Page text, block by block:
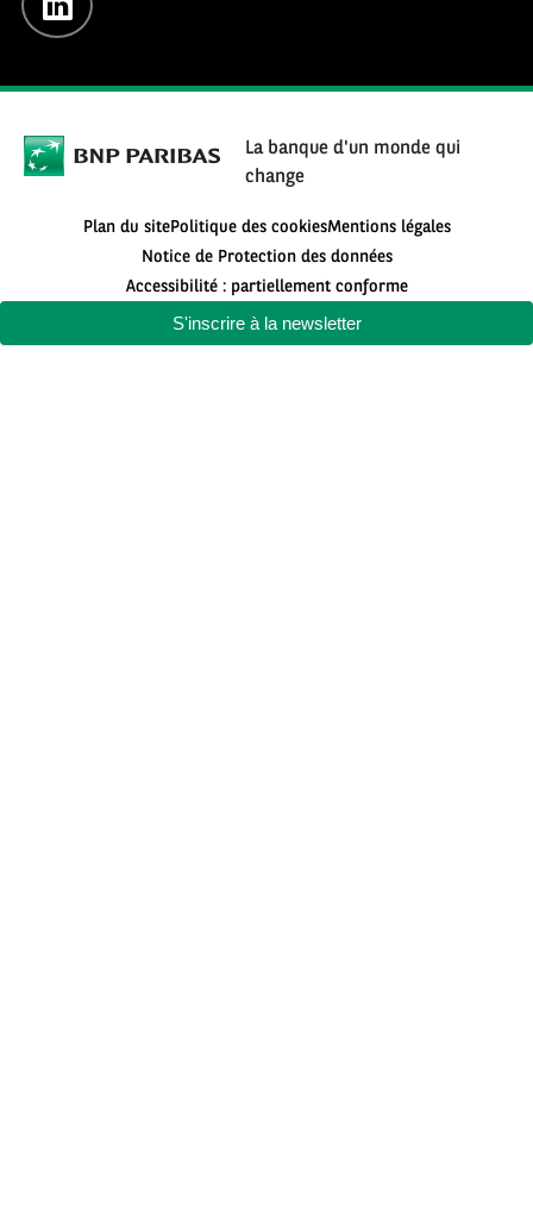
S'inscrire à la newsletter
linkedin
La banque d'un monde qui
change
Plan du sitePolitique des cookiesMentions légales
Notice de Protection des données
Accessibilité : partiellement conforme